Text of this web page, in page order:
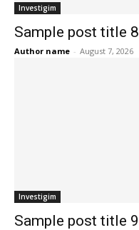
Investigim
Sample post title 8
Author name - August 7, 2026
Investigim
Sample post title 9